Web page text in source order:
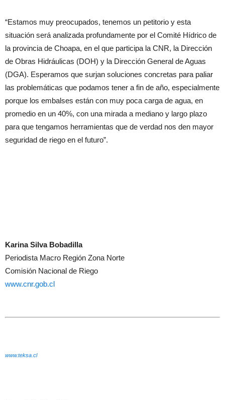
“Estamos muy preocupados, tenemos un petitorio y esta
situación será analizada profundamente por el Comité Hídrico de
la provincia de Choapa, en el que participa la CNR, la Dirección
de Obras Hidráulicas (DOH) y la Dirección General de Aguas
(DGA). Esperamos que surjan soluciones concretas para paliar
las problemáticas que podamos tener a fin de año, especialmente
porque los embalses están con muy poca carga de agua, en
promedio en un 40%, con una mirada a mediano y largo plazo
para que tengamos herramientas que de verdad nos den mayor
seguridad de riego en el futuro”.
Karina Silva Bobadilla
Periodista Macro Región Zona Norte
Comisión Nacional de Riego
www.cnr.gob.cl
www.teksa.cl